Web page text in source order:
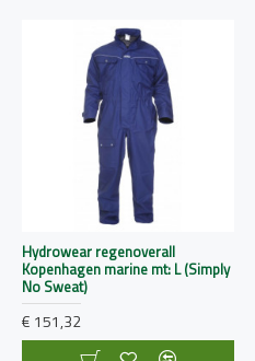
Hydrowear regenoverall
Kopenhagen marine mt: L (Simply
No Sweat)
€ 151,32